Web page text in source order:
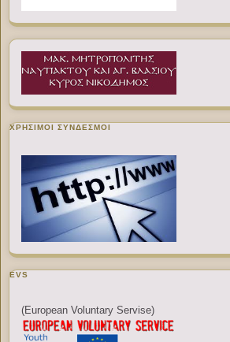
ΧΡΉΣΙΜΟΙ ΣΎΝΔΕΣΜΟΙ
EVS
(European Voluntary Servise)